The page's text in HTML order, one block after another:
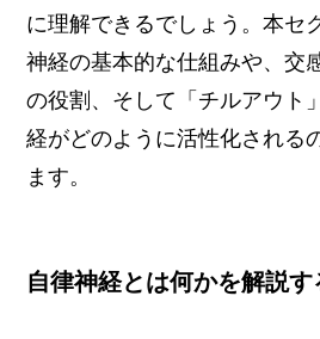
に理解できるでしょう。本セ
神経の基本的な仕組みや、交
の役割、そして「チルアウト
経がどのように活性化される
ます。
自律神経とは何かを解説す